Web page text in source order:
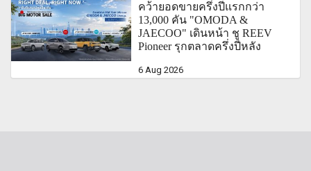
คว้ายอดขายครึ่งปีแรกกว่า
13,000 คัน "OMODA &
JAECOO" เดินหน้า ชู REEV
Pioneer รุกตลาดครึ่งปีหลัง
6 Aug 2026